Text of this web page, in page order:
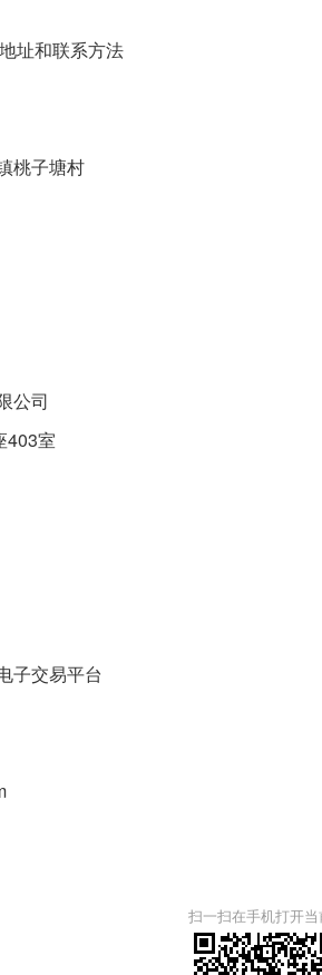
址和联系方法
桃子塘村
公司
室
子交易平台
扫一扫在手机打开